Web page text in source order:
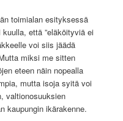
toimialan esityksessä
että ”eläköityviä ei
voi siis jäädä
miksi me sitten
eteen näin nopealla
mutta isoja syitä voi
valtionosuuksien
kaupungin ikärakenne.